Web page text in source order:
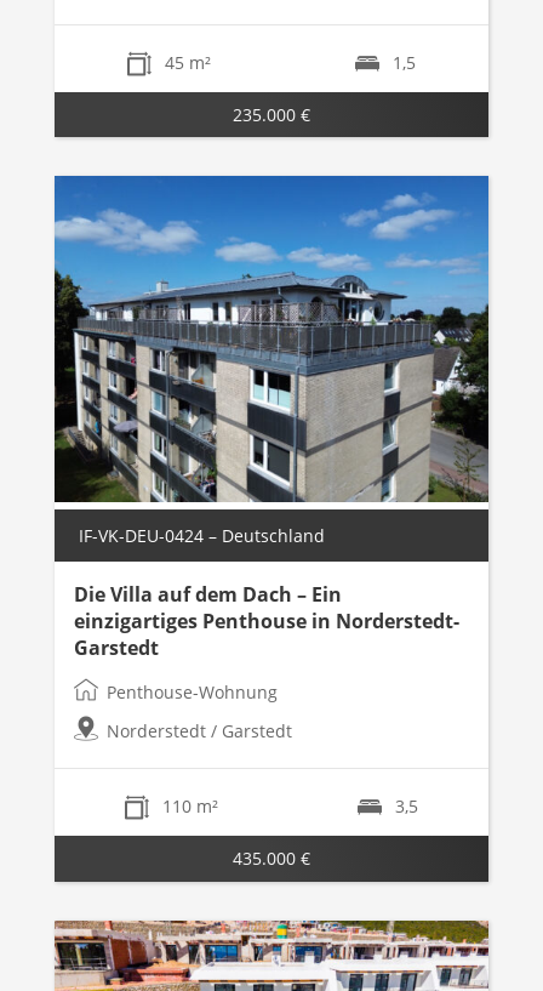
45 m² 1,5
235.000 €
IF-VK-DEU-0424 – Deutschland
Die Villa auf dem Dach – Ein
einzigartiges Penthouse in Norderstedt-
Garstedt
Penthouse-Wohnung
Norderstedt / Garstedt
110 m² 3,5
435.000 €